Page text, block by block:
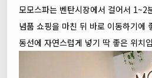
모모스파는 벤탄시장에서 걸어서 1~2
념품 쇼핑을 마친 뒤 바로 이동하기에
동선에 자연스럽게 넣기 딱 좋은 위치